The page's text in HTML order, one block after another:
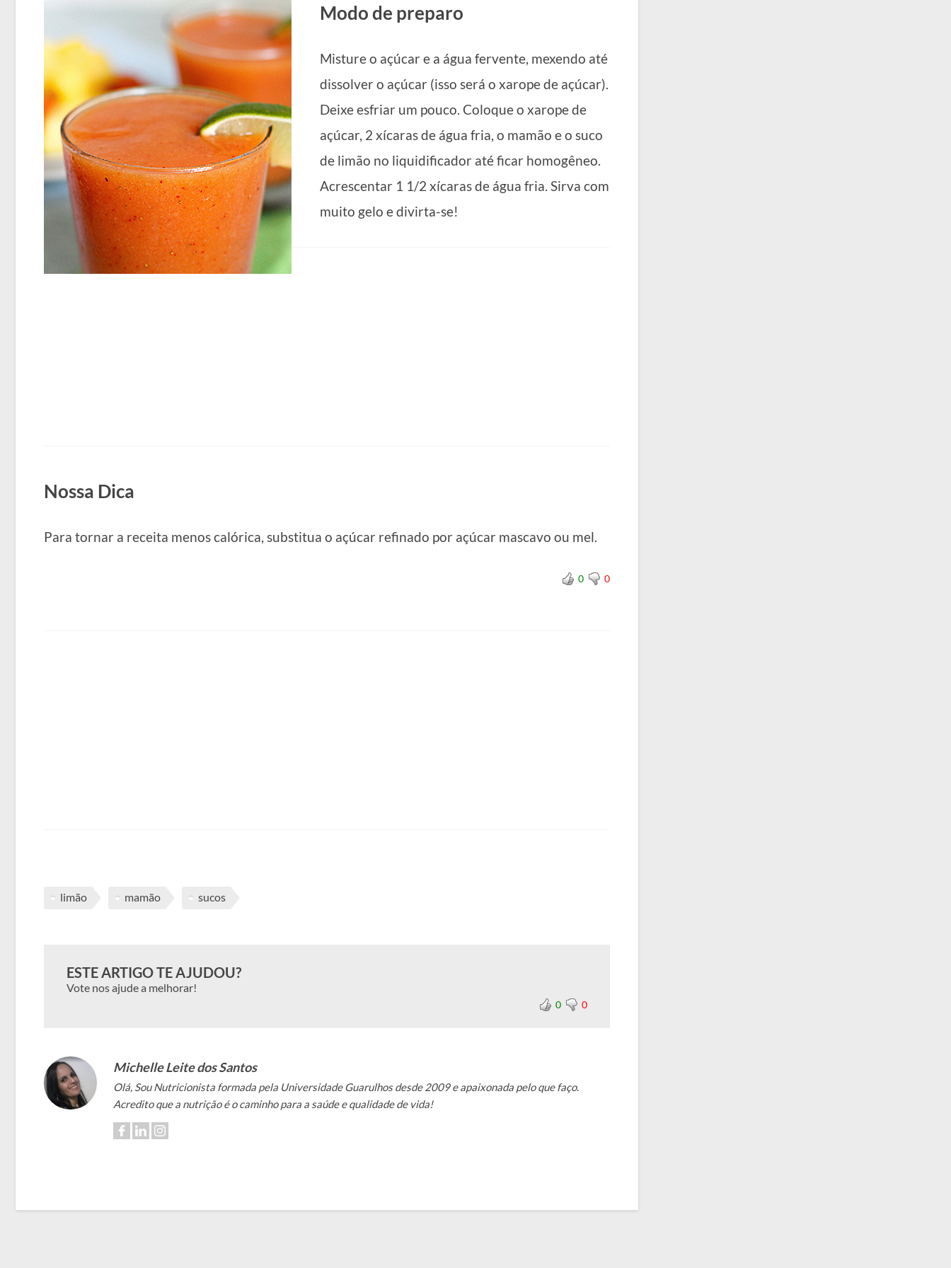
Modo de preparo
Misture o açúcar e a água fervente, mexendo até
dissolver o açúcar (isso será o xarope de açúcar).
Deixe esfriar um pouco. Coloque o xarope de
açúcar, 2 xícaras de água fria, o mamão e o suco
de limão no liquidificador até ficar homogêneo.
Acrescentar 1 1/2 xícaras de água fria. Sirva com
muito gelo e divirta-se!
Nossa Dica
Para tornar a receita menos calórica, substitua o açúcar refinado por açúcar mascavo ou mel.
0 0
limão mamão sucos
ESTE ARTIGO TE AJUDOU?
Vote nos ajude a melhorar!
0 0
Michelle Leite dos Santos
Olá, Sou Nutricionista formada pela Universidade Guarulhos desde 2009 e apaixonada pelo que faço.
Acredito que a nutrição é o caminho para a saúde e qualidade de vida!